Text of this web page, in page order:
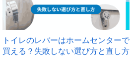
トイレのレバーはホームセンターで
買える？失敗しない選び方と直し方